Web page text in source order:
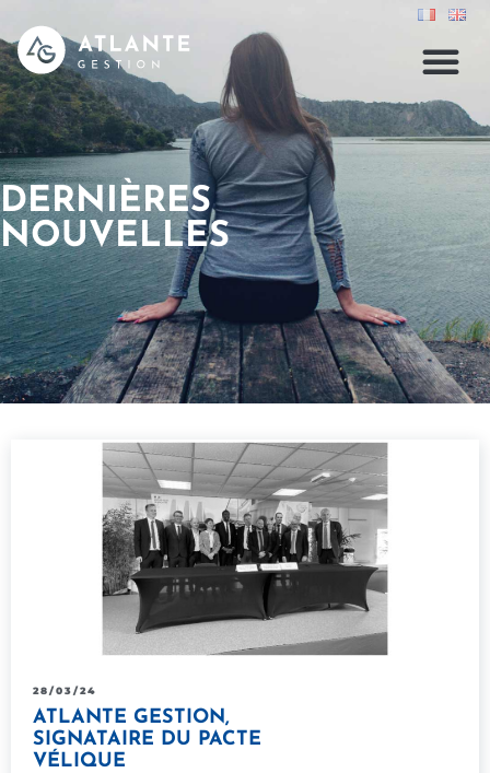
DERNIÈRES
NOUVELLES
28/03/24
ATLANTE GESTION,
SIGNATAIRE DU PACTE
VÉLIQUE